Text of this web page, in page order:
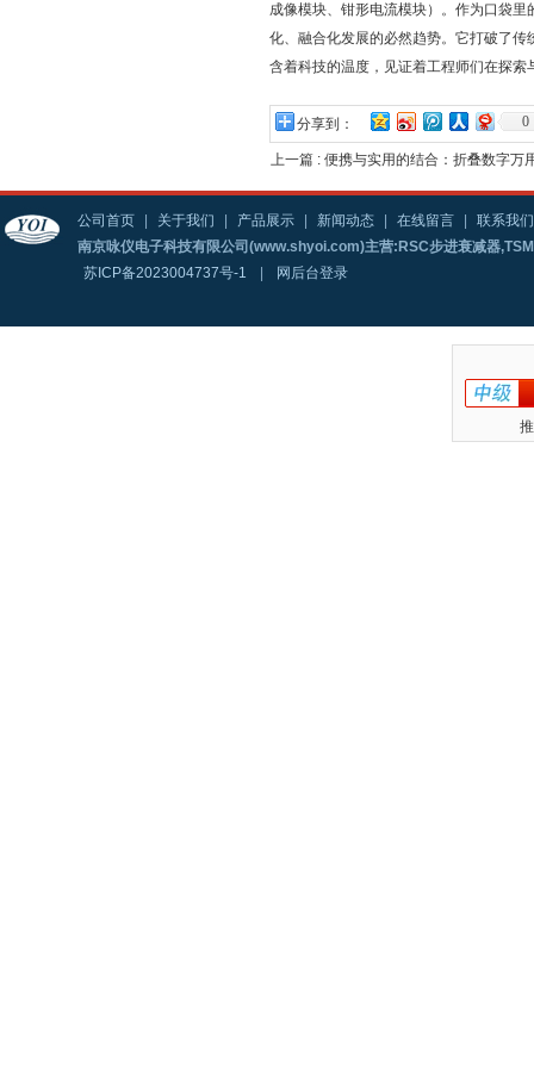
成像模块、钳形电流模块）。作为口袋
化、融合化发展的必然趋势。它打破了
含着科技的温度，见证着工程师们在探
分享到： 0
上一篇 : 便携与实用的结合：折叠数字万
公司首页 关于我们 产品展示 新闻动态 在线留言
联系我们
南京咏仪电子科技有限公司(www.shyoi.com)主营:RSC步进衰减器
苏ICP备2023004737号-1
网后台登录